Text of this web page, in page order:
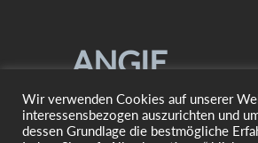
ANGIE
Wir verwenden Cookies auf unserer
interessensbezogen auszurichten und
dessen Grundlage die bestmögliche